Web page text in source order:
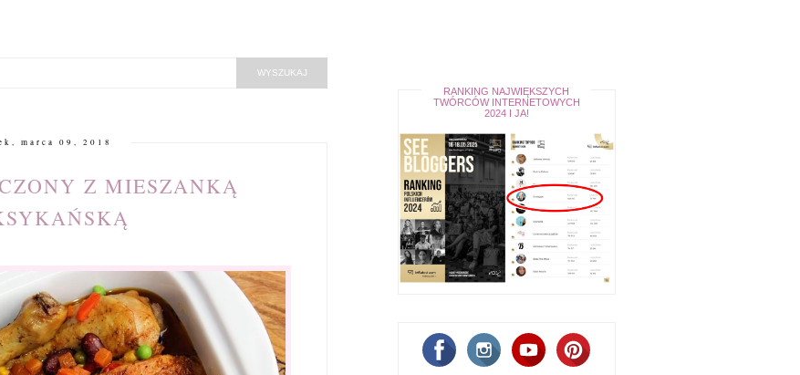
marca 09, 2018
Z MIESZANKĄ
RANKING NAJWIĘKSZYCH
TWÓRCÓW INTERNETOWYCH
2024 I JA!